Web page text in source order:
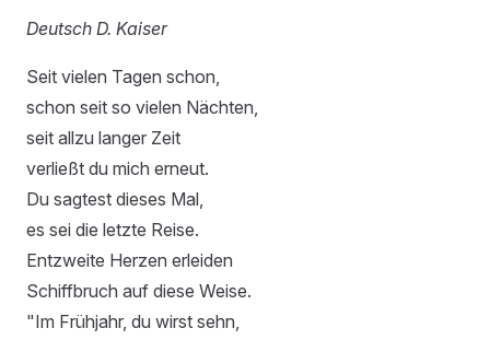
Deutsch D. Kaiser
Seit vielen Tagen schon,
schon seit so vielen Nächten,
seit allzu langer Zeit
verließt du mich erneut.
Du sagtest dieses Mal,
es sei die letzte Reise.
Entzweite Herzen erleiden
Schiffbruch auf diese Weise.
"Im Frühjahr, du wirst sehn,